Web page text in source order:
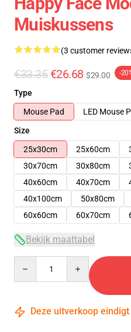
Muiskussens
(3 customer
€33.35 €26.68 $29.00 -
Type
Mouse Pad
LED Mouse
Size
25x30cm
25x60cm
30x70cm
30x80cm
40x60cm
40x70cm
40x100cm
50x80cm
60x60cm
60x70cm
Bekijk maattabel
Deze uitverkoop